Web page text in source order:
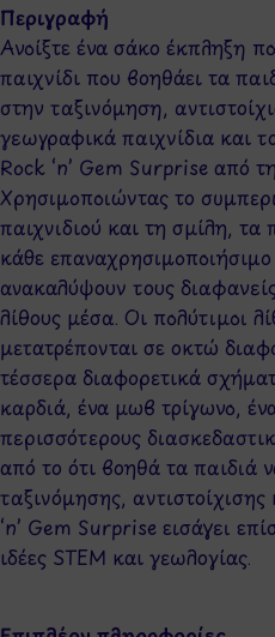
Περιγραφή
Ανοίξτε ένα σάκο έκπληξη
παιχνίδι που βοηθάει τα
στην ταξινόμηση,
γεωγραφικά παιχνίδια και
Rock ‘n’ Gem Surprise από
Χρησιμοποιώντας το
παιχνιδιού και τη σμίλη, τα
κάθε επαναχρησιμοποιήσιμο
ανακαλύψουν τους
λίθους μέσα. Οι πολύτιμοι
μετατρέπονται σε οκτώ
τέσσερα διαφορετικά
καρδιά, ένα μωβ τρίγωνο,
περισσότερους
από το ότι βοηθά τα παιδιά
ταξινόμησης,
‘n’ Gem Surprise εισάγει
ιδέες STEM και γεωλογίας.